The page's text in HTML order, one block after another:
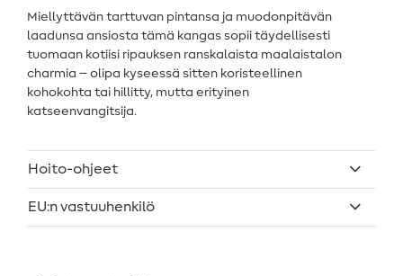
Miellyttävän tarttuvan pintansa ja muodonpitävän
laadunsa ansiosta tämä kangas sopii täydellisesti
tuomaan kotiisi ripauksen ranskalaista maalaistalon
charmia – olipa kyseessä sitten koristeellinen
kohokohta tai hillitty, mutta erityinen
katseenvangitsija.
Hoito-ohjeet
EU:n vastuuhenkilö